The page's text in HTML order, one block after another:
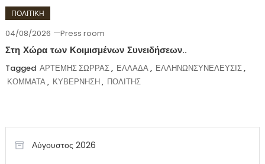
ΠΟΛΙΤΙΚΗ
04/08/2026 Press room
Στη Χώρα των Κοιμισμένων Συνειδήσεων..
Tagged ΑΡΤΕΜΗΣ ΣΩΡΡΑΣ, ΕΛΛΑΔΑ, ΕΛΛΗΝΩΝΣΥΝΕΛΕΥΣΙΣ,
ΚΟΜΜΑΤΑ, ΚΥΒΕΡΝΗΣΗ, ΠΟΛΙΤΗΣ
Αύγουστος 2026